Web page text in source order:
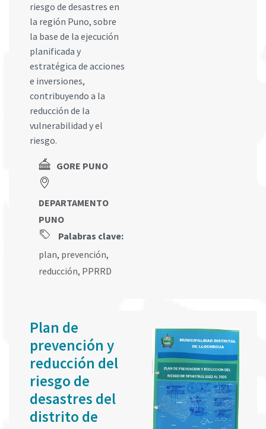
riesgo de desastres en
la región Puno, sobre
la base de la ejecución
planificada y
estratégica de acciones
e inversiones,
contribuyendo a la
reducción de la
vulnerabilidad y el
riesgo.
GORE PUNO
DEPARTAMENTO
PUNO
Palabras clave:
plan, prevención,
reducción, PPRRD
Plan de
prevención y
reducción del
riesgo de
desastres del
distrito de